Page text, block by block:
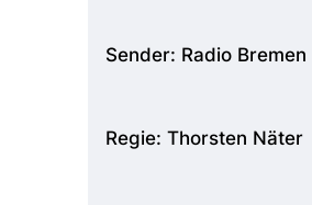
Sender: Radio Bremen
Regie: Thorsten Näter